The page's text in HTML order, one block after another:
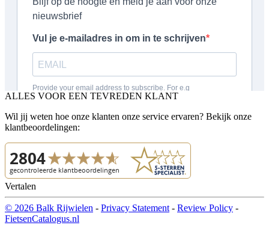
ALLES VOOR EEN TEVREDEN KLANT
Wil jij weten hoe onze klanten onze service ervaren? Bekijk onze
klantbeoordelingen:
Vertalen
© 2026 Balk Rijwielen - Privacy Statement - Review Policy -
FietsenCatalogus.nl